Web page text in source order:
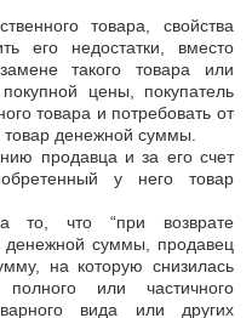
товара, свойства
его недостатки, вместо
такого товара или
цены, покупатель
товара и потребовать от
товар денежной суммы.
продавца и за его счет
у него товар
то, что “при возврате
денежной суммы, продавец
на которую снизилась
или частичного
вида или других